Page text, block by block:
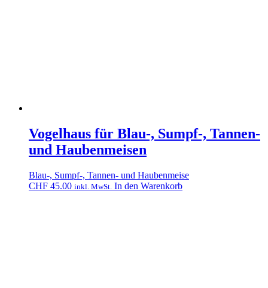
Vogelhaus für Blau-, Sumpf-, Tannen-
und Haubenmeisen
Blau-, Sumpf-, Tannen- und Haubenmeise
CHF 45.00 inkl. MwSt. In den Warenkorb